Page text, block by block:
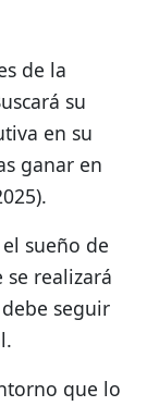
de la
su
en su
ganar en
sueño de
se realizará
seguir
que lo